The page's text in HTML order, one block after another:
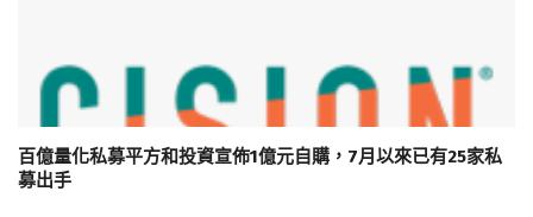
百億量化私募平方和投資宣佈1億元自購，7月以來已有25家私
募出手